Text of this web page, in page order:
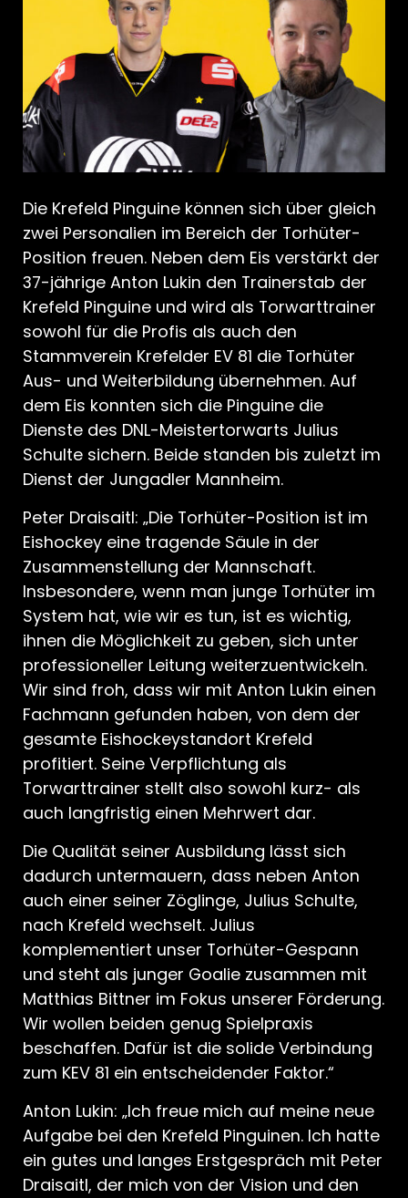
Die Krefeld Pinguine können sich über gleich
zwei Personalien im Bereich der Torhüter-
Position freuen. Neben dem Eis verstärkt der
37-jährige Anton Lukin den Trainerstab der
Krefeld Pinguine und wird als Torwarttrainer
sowohl für die Profis als auch den
Stammverein Krefelder EV 81 die Torhüter
Aus- und Weiterbildung übernehmen. Auf
dem Eis konnten sich die Pinguine die
Dienste des DNL-Meistertorwarts Julius
Schulte sichern. Beide standen bis zuletzt im
Dienst der Jungadler Mannheim.
Peter Draisaitl: „Die Torhüter-Position ist im
Eishockey eine tragende Säule in der
Zusammenstellung der Mannschaft.
Insbesondere, wenn man junge Torhüter im
System hat, wie wir es tun, ist es wichtig,
ihnen die Möglichkeit zu geben, sich unter
professioneller Leitung weiterzuentwickeln.
Wir sind froh, dass wir mit Anton Lukin einen
Fachmann gefunden haben, von dem der
gesamte Eishockeystandort Krefeld
profitiert. Seine Verpflichtung als
Torwarttrainer stellt also sowohl kurz- als
auch langfristig einen Mehrwert dar.
Die Qualität seiner Ausbildung lässt sich
dadurch untermauern, dass neben Anton
auch einer seiner Zöglinge, Julius Schulte,
nach Krefeld wechselt. Julius
komplementiert unser Torhüter-Gespann
und steht als junger Goalie zusammen mit
Matthias Bittner im Fokus unserer Förderung.
Wir wollen beiden genug Spielpraxis
beschaffen. Dafür ist die solide Verbindung
zum KEV 81 ein entscheidender Faktor.“
Anton Lukin: „Ich freue mich auf meine neue
Aufgabe bei den Krefeld Pinguinen. Ich hatte
ein gutes und langes Erstgespräch mit Peter
Draisaitl, der mich von der Vision und den